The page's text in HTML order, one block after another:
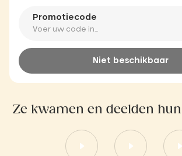
Promotiecode
Niet beschikbaar
Ze kwamen en deelden